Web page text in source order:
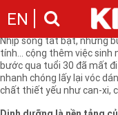
EN
Giới thiệu
Câu chuyện KIDO
Chặng đường
Ngành hàng
Tin tức
Bổ sung các dưỡng chất
dáng thon gọn
Nhịp sống tất bật, những
tính… cộng thêm việc sinh
bước qua tuổi 30 đã mất
nhanh chóng lấy lại vóc
chất thiết yếu như can-xi,